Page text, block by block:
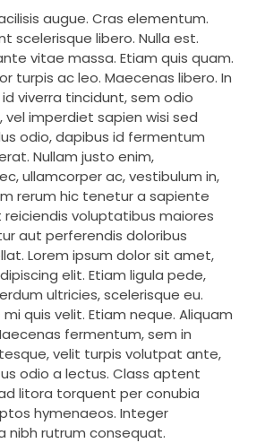
augue. Cras elementum.
scelerisque libero. Nulla est.
vitae massa. Etiam quis quam.
turpis ac leo. Maecenas libero. In
viverra tincidunt, sem odio
imperdiet sapien wisi sed
odio, dapibus id fermentum
Nullam justo enim,
ullamcorper ac, vestibulum in,
rerum hic tenetur a sapiente
voluptatibus maiores
aut perferendis doloribus
Lorem ipsum dolor sit amet,
elit. Etiam ligula pede,
ultricies, scelerisque eu.
quis velit. Etiam neque. Aliquam
fermentum, sem in
velit turpis volutpat ante,
odio a lectus. Class aptent
litora torquent per conubia
hymenaeos. Integer
nibh rutrum consequat.